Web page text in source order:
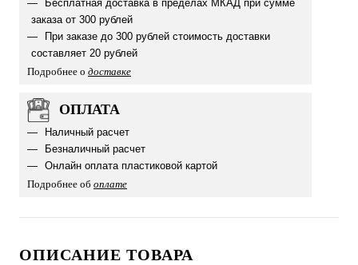
Бесплатная доставка в пределах МКАД при сумме
заказа от 300 рублей
При заказе до 300 рублей стоимость доставки
составляет 20 рублей
Подробнее о доставке
ОПЛАТА
Наличный расчет
Безналичный расчет
Онлайн оплата пластиковой картой
Подробнее об оплате
ОПИСАНИЕ ТОВАРА